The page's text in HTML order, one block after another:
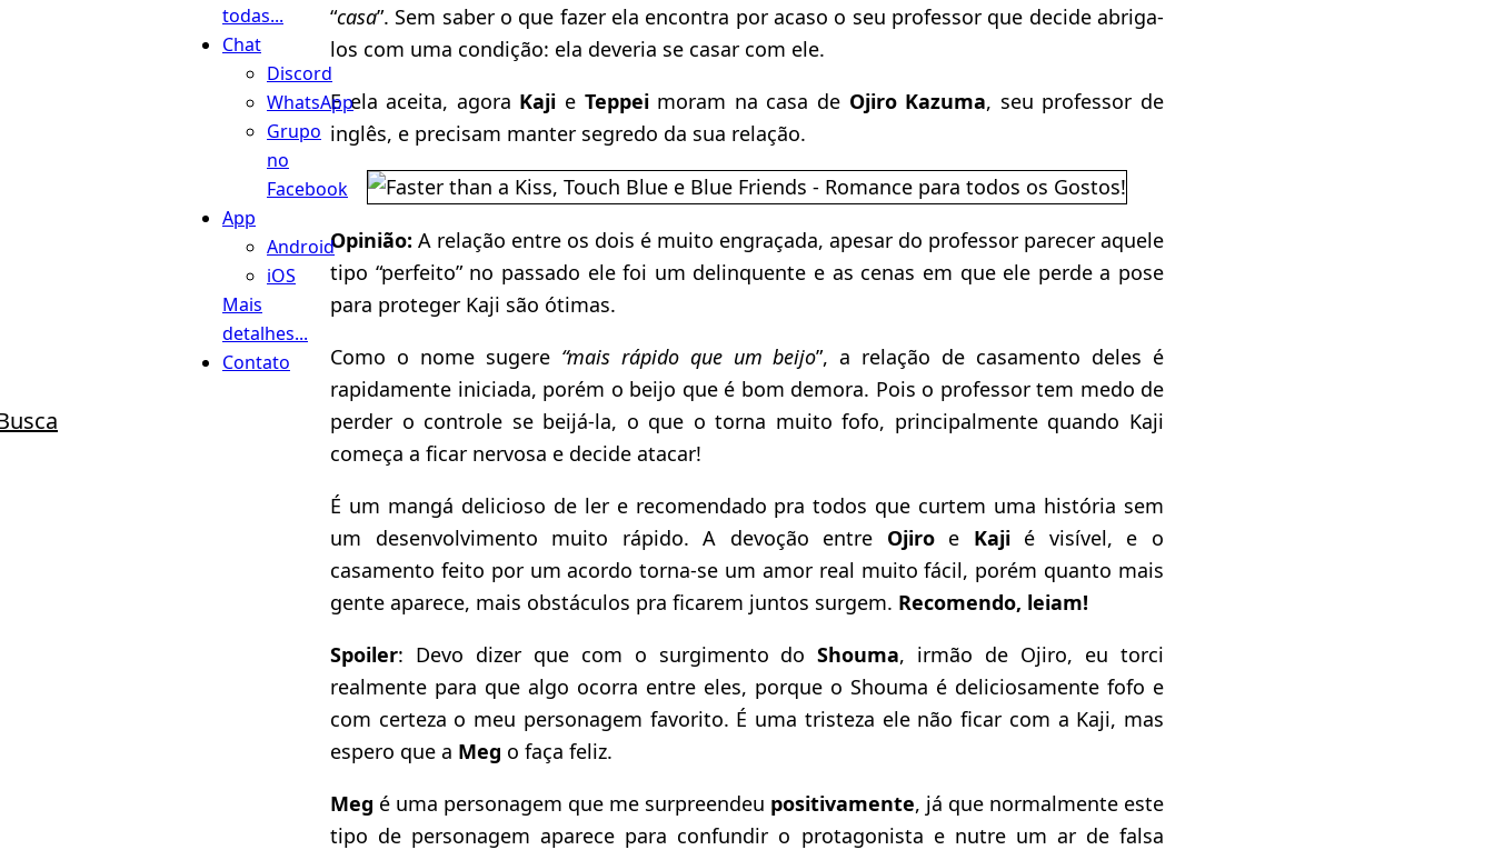
todas...
Chat
Discord
WhatsApp
Grupo
no
Facebook
App
Android
iOS
Mais
detalhes...
Contato
“casa”. Sem saber o que fazer ela encontra por acaso o seu professor que decide abriga-
los com uma condição: ela deveria se casar com ele.
E ela aceita, agora Kaji e Teppei moram na casa de Ojiro Kazuma, seu professor de
inglês, e precisam manter segredo da sua relação.
Opinião: A relação entre os dois é muito engraçada, apesar do professor parecer aquele
tipo “perfeito” no passado ele foi um delinquente e as cenas em que ele perde a pose
para proteger Kaji são ótimas.
Como o nome sugere “mais rápido que um beijo”, a relação de casamento deles é
rapidamente iniciada, porém o beijo que é bom demora. Pois o professor tem medo de
perder o controle se beijá-la, o que o torna muito fofo, principalmente quando Kaji
começa a ficar nervosa e decide atacar!
É um mangá delicioso de ler e recomendado pra todos que curtem uma história sem
um desenvolvimento muito rápido. A devoção entre Ojiro e Kaji é visível, e o
casamento feito por um acordo torna-se um amor real muito fácil, porém quanto mais
gente aparece, mais obstáculos pra ficarem juntos surgem. Recomendo, leiam!
Spoiler: Devo dizer que com o surgimento doShouma, irmão de Ojiro, eu torci
realmente para que algo ocorra entre eles, porque o Shouma é deliciosamente fofo e
com certeza o meu personagem favorito. É uma tristeza ele não ficar com a Kaji, mas
espero que a Meg o faça feliz.
Meg é uma personagem que me surpreendeu positivamente, já que normalmente este
tipo de personagem aparece para confundir o protagonista e nutre um ar de falsa